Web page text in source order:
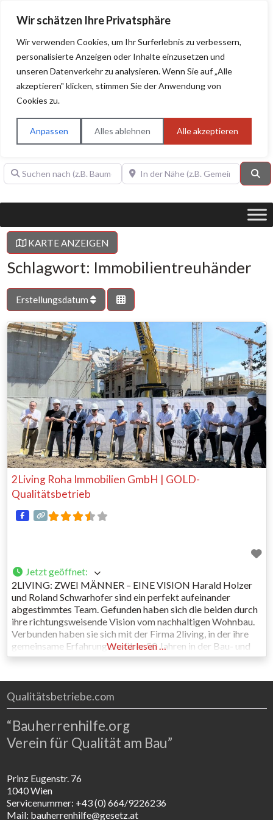
Wir schätzen Ihre Privatsphäre
Wir verwenden Cookies, um Ihr Surferlebnis zu verbessern,
personalisierte Anzeigen oder Inhalte einzusetzen und
unseren Datenverkehr zu analysieren. Wenn Sie auf „Alle
akzeptieren" klicken, stimmen Sie der Anwendung von
Cookies zu.
Anpassen Alles ablehnen Alle akzeptieren
BAUHERRENHILFE.orgQualitätssiegel!
Sie finden hier nur Qualitätsbetriebe, die mit dem DIAMANT,
PLATIN, GOLD, SILBER, ANWÄRTER "Bauherrenhilfe.org-
Qualitätssiegel" ausgezeichnet sind.
Suchen nach (z.B. Baumeister oder Dachdecker)In der Nähe (z.B. Gemeinde Baden)
KARTE ANZEIGEN
Schlagwort: Immobilientreuhänder
Erstellungsdatum
2Living Roha Immobilien GmbH | GOLD-
Qualitätsbetrieb
Jetzt geöffnet:
2LIVING: ZWEI MÄNNER – EINE VISION Harald Holzer
und Roland Schwarhofer sind ein perfekt aufeinander
abgestimmtes Team. Gefunden haben sich die beiden durch
ihre richtungsweisende Vision vom nachhaltigen Wohnbau.
Verbunden haben sie sich mit der Firma 2living, in der ihre
gemeinsame Erfahrung aus über 50 Jahren in der Bau- und
Immobilienbranche gebündelt ist. WIR BAUEN FÜR
Weiterlesen …
Qualitätsbetriebe.com
“Bauherrenhilfe.org
Verein für Qualität am Bau”
Prinz Eugenstr. 76
1040 Wien
Servicenummer: +43 (0) 664/9226236
Mail: bauherrenhilfe@gesetz.at